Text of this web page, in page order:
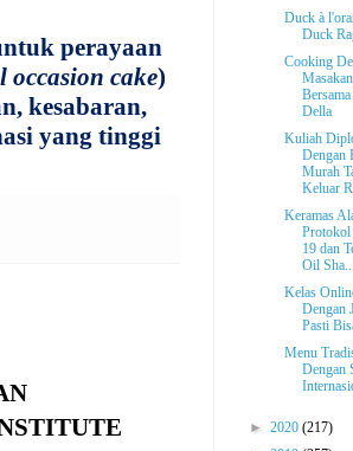
perayaan
occasion cake)
kesabaran,
yang tinggi
Duck à
Duck
Cooking
Della
Kuliah
Dengan
Murah
Keluar
Keramas
19 dan
Oil Sha...
Kelas
Dengan
Pasti
Menu
Dengan
► 2020 (217)